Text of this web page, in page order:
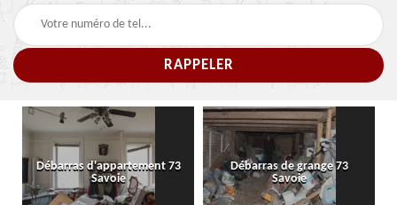
Débarras d'appartement 73
Savoie
Débarras de grange 73
Savoie